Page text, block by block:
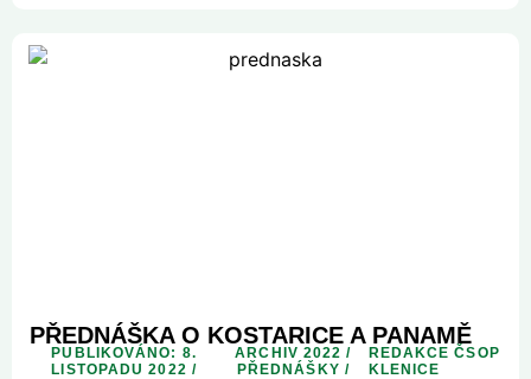
PŘEDNÁŠKA O KOSTARICE A PANAMĚ
PUBLIKOVÁNO: 8.
LISTOPADU 2022 /
ARCHIV 2022 /
PŘEDNÁŠKY /
REDAKCE ČSOP
KLENICE